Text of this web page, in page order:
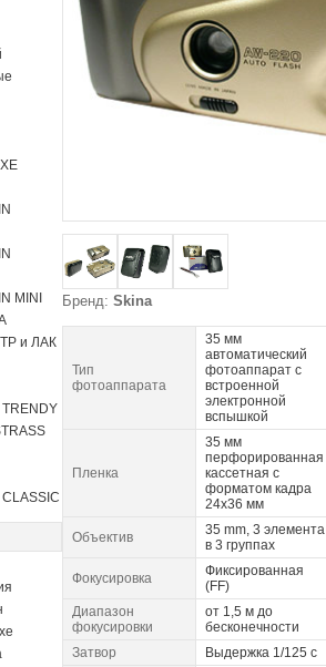
MINI
и ЛАК
Бренд: Skina
Тип
фотоаппарата
35 мм
автоматический
фотоаппарат с
встроенной
электронной
вспышкой
Пленка
35 мм
перфорированная
кассетная с
форматом кадра
24х36 мм
Объектив
35 mm, 3 элемента
в 3 группах
Фокусировка
Фиксированная
(FF)
Диапазон
фокусировки
от 1,5 м до
бесконечности
Затвор
Выдержка 1/125 c